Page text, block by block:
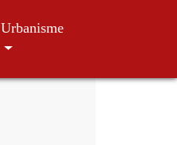
Urbanisme